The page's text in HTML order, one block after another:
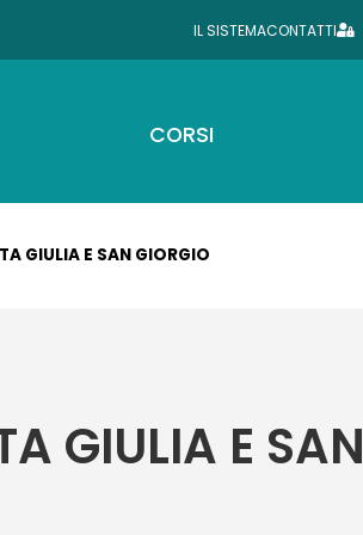
IL SISTEMACONTATTI
CORSI
GIULIA E SAN GIORGIO
GIULIA E SAN